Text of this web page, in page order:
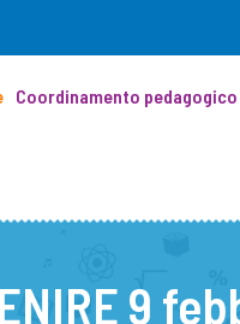
Coordinamento pedagogico
9